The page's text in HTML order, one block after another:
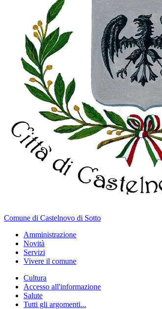
Comune di Castelnovo di Sotto
Amministrazione
Novità
Servizi
Vivere il comune
Cultura
Accesso all'informazione
Salute
Tutti gli argomenti...